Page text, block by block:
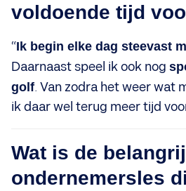
voldoende tijd
“Ik begin elke dag steevast
Daarnaast speel ik ook nog
golf. Van zodra het weer wat
ik daar wel terug meer tijd
Wat is de
ondernemersles